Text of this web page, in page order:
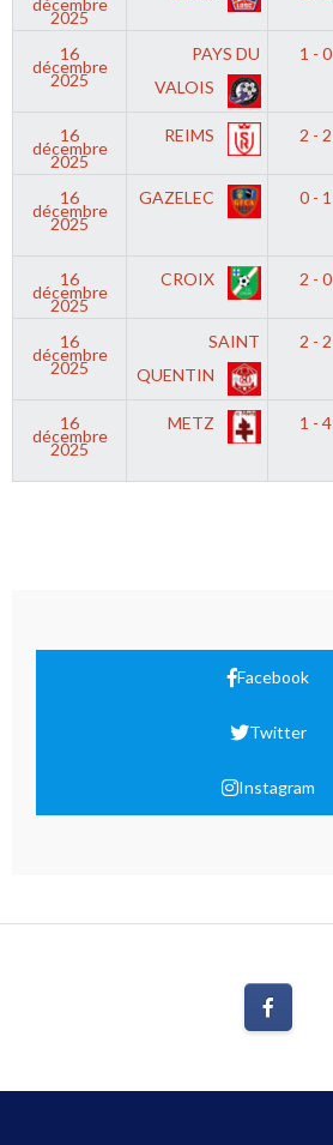
décembre
2025
16
décembre
2025
PAYS DU
VALOIS
1 - 0
16
décembre
2025
REIMS 2 - 2
16
décembre
2025
GAZELEC 0 - 1
16
décembre
2025
CROIX 2 - 0
16
décembre
2025
SAINT
QUENTIN
2 - 2
16
décembre
2025
METZ
1 - 4
Facebook
Twitter
Instagram